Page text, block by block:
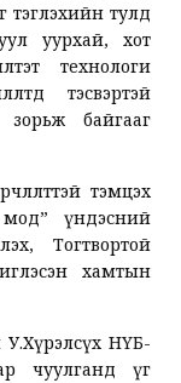
тэглэхийн тулд
уурхай, хот
технологи
тэсвэртэй
зорьж байгааг
тэмцэх
үндэсний
Тогтвортой
хамтын
НҮБ-
чуулганд үг